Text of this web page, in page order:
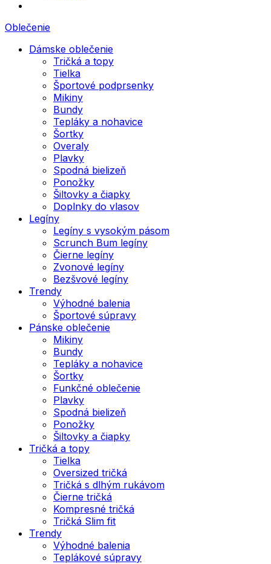
Oblečenie
Dámske oblečenie
Tričká a topy
Tielka
Športové podprsenky
Mikiny
Bundy
Tepláky a nohavice
Šortky
Overaly
Plavky
Spodná bielizeň
Ponožky
Šiltovky a čiapky
Doplnky do vlasov
Legíny
Legíny s vysokým pásom
Scrunch Bum legíny
Čierne legíny
Zvonové legíny
Bezšvové legíny
Trendy
Výhodné balenia
Športové súpravy
Pánske oblečenie
Mikiny
Bundy
Tepláky a nohavice
Šortky
Funkčné oblečenie
Plavky
Spodná bielizeň
Ponožky
Šiltovky a čiapky
Tričká a topy
Tielka
Oversized tričká
Tričká s dlhým rukávom
Čierne tričká
Kompresné tričká
Tričká Slim fit
Trendy
Výhodné balenia
Teplákové súpravy